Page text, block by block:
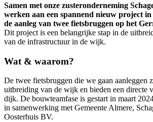
Samen met onze zusteronderneming
werken aan een spannend nieuw project
de aanleg van twee fietsbruggen op het
Dit project is een belangrijke stap in de
van de infrastructuur in de wijk.
Wat & waarom?
De twee fietsbruggen die we gaan aanleggen
uitbreiding van de wijk en bieden een directe
dijk. De bouwteamfase is gestart in maart
in samenwerking met Gemeente Almere,
Oosterhuis BV.